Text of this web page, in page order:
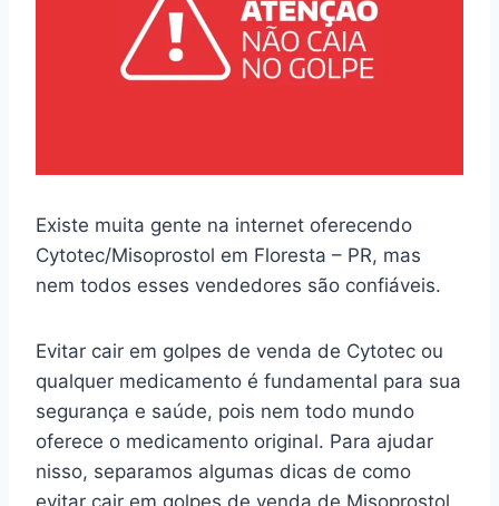
Existe muita gente na internet oferecendo
Cytotec/Misoprostol em Floresta – PR, mas
nem todos esses vendedores são confiáveis.
Evitar cair em golpes de venda de Cytotec ou
qualquer medicamento é fundamental para sua
segurança e saúde, pois nem todo mundo
oferece o medicamento original. Para ajudar
nisso, separamos algumas dicas de como
evitar cair em golpes de venda de Misoprostol.